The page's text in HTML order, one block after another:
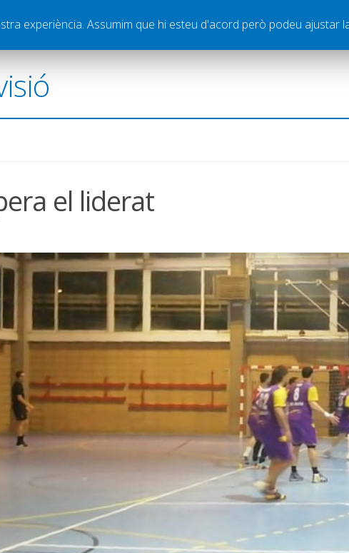
Graella Publicitat Contacte
el liderat
experiència. Assumim que hi esteu d'acord però podeu ajustar